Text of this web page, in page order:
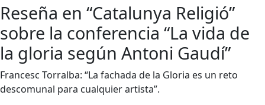
Reseña en “Catalunya Religió”
sobre la conferencia “La vida de
la gloria según Antoni Gaudí”
Francesc Torralba: “La fachada de la Gloria es un reto
descomunal para cualquier artista”.